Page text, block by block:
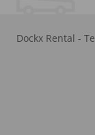
Dockx Rental -